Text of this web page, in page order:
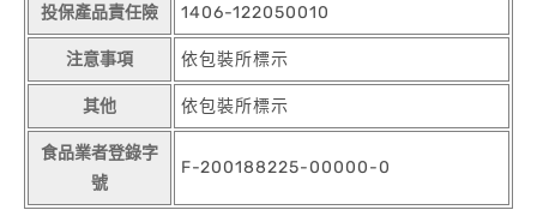
投保產品責任險 1406-122050010
注意事項 依包裝所標示
其他 依包裝所標示
食品業者登錄字
號
F-200188225-00000-0